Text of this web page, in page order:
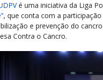
é uma iniciativa da Liga
, que conta com a
e prevenção do
Contra o Cancro.